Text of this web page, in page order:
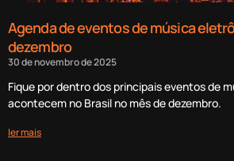
Agenda de eventos de música
dezembro
30 de novembro de 2025
Fique por dentro dos principais eventos de
acontecem no Brasil no mês de dezembro.
ler mais